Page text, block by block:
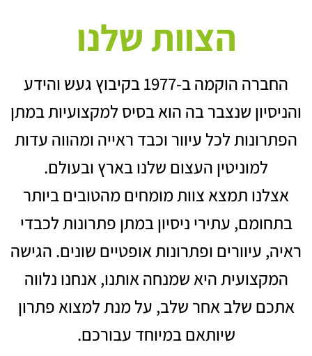
הצוות שלנו
החברה הוקמה ב-1977 בקיבוץ געש והידע
והניסיון שנצבר בה הוא בסיס למקצועיות במתן
הפתרונות לכל עיוור וכבד ראייה ומהווה עדות
למוניטין העצום שלנו בארץ ובעולם.
אצלנו תמצא צוות מומחים מהטובים ביותר
בתחומם, עתירי ניסיון במתן פתרונות לכבדי
ראיה, עיוורים ופתרונות אופטיים שונים. הגישה
המקצועית היא שמנחה אותנו, אנחנו נלווה
אתכם שלב אחר שלב, על מנת למצוא פתרון
שיותאם במיוחד עבורכם.